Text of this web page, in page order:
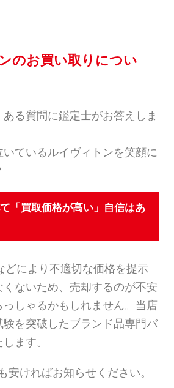
のお買い取りについ
る質問に鑑定士がお答えしま
ているルイヴィトンを笑顔に
「買取価格が高い」自信はあ
どにより不適切な価格を提示
ないため、売却するのが不安
しゃるかもしれません。当店
を突破したブランド品専門バ
ます。
安ければお知らせください。